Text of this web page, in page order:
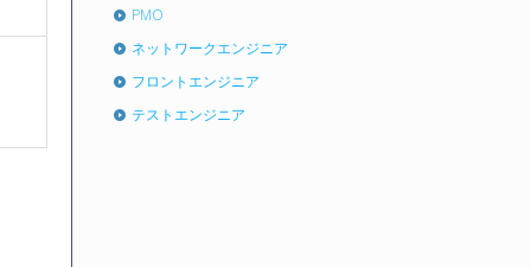
PMO
ネットワークエンジニア
フロントエンジニア
テストエンジニア